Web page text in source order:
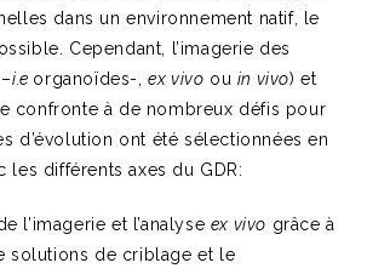
dans un environnement natif, le
Cependant, l’imagerie des
–i.e organoïdes-,ex vivo ou in vivo) et
confronte à de nombreux défis pour
d’évolution ont été sélectionnées en
les différents axes du GDR:
l’imagerie et l’analyse ex vivo grâce à
solutions de criblage et le